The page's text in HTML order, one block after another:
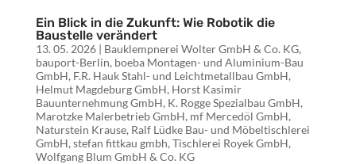
Ein Blick in die Zukunft: Wie Robotik die
Baustelle verändert
13. 05. 2026| Bauklempnerei Wolter GmbH & Co. KG,
bauport-Berlin, boeba Montagen- und Aluminium-Bau
GmbH, F.R. Hauk Stahl- und Leichtmetallbau GmbH,
Helmut Magdeburg GmbH, Horst Kasimir
Bauunternehmung GmbH, K. Rogge Spezialbau GmbH,
Marotzke Malerbetrieb GmbH, mf Mercedöl GmbH,
Naturstein Krause, Ralf Lüdke Bau- und Möbeltischlerei
GmbH, stefan fittkau gmbh, Tischlerei Royek GmbH,
Wolfgang Blum GmbH & Co. KG